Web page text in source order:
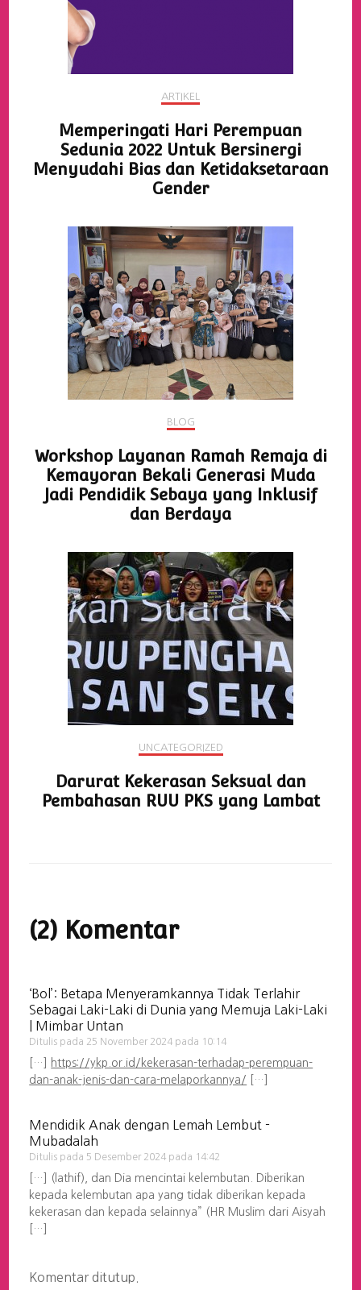
ARTIKEL
Memperingati Hari Perempuan
Sedunia 2022 Untuk Bersinergi
Menyudahi Bias dan Ketidaksetaraan
Gender
BLOG
Workshop Layanan Ramah Remaja di
Kemayoran Bekali Generasi Muda
Jadi Pendidik Sebaya yang Inklusif
dan Berdaya
UNCATEGORIZED
Darurat Kekerasan Seksual dan
Pembahasan RUU PKS yang Lambat
(2) Komentar
‘Bol’: Betapa Menyeramkannya Tidak Terlahir
Sebagai Laki-Laki di Dunia yang Memuja Laki-Laki
| Mimbar Untan
Ditulis pada 25 November 2024 pada 10:14
[…]
https://ykp.or.id/kekerasan-terhadap-perempuan-
dan-anak-jenis-dan-cara-melaporkannya/ […]
Mendidik Anak dengan Lemah Lembut -
Mubadalah
Ditulis pada 5 Desember 2024 pada 14:42
[…] (lathif), dan Dia mencintai kelembutan. Diberikan
kepada kelembutan apa yang tidak diberikan kepada
kekerasan dan kepada selainnya” (HR Muslim dari Aisyah
[…]
Komentar ditutup.